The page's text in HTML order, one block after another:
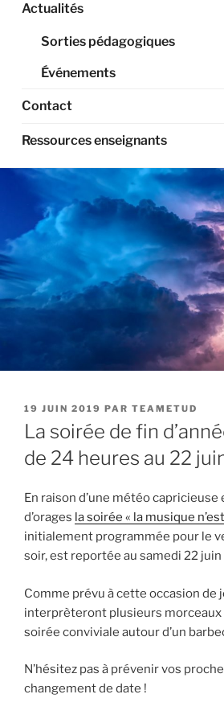
Actualités
Sorties pédagogiques
Événements
Contact
Ressources enseignants
PUBLIÉ
LE
19 JUIN 2019 PAR TEAMETUD
La soirée de fin
de 24 heures au 22
En raison d’une météo capricieuse
d’orages la soirée « la musique
initialement programmée pour le
soir, est reportée au samedi 22 juin
Comme prévu à cette occasion de
interprèteront plusieurs morceaux
soirée conviviale autour d’un
N’hésitez pas à prévenir vos
changement de date !